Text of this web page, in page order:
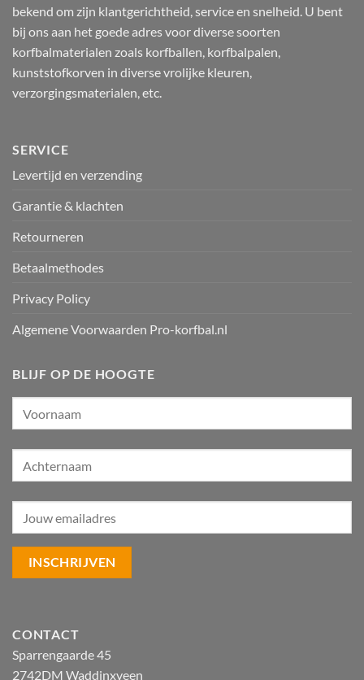
bekend om zijn klantgerichtheid, service en snelheid. U bent
bij ons aan het goede adres voor diverse soorten
korfbalmaterialen zoals korfballen, korfbalpalen,
kunststofkorven in diverse vrolijke kleuren,
verzorgingsmaterialen, etc.
SERVICE
Levertijd en verzending
Garantie & klachten
Retourneren
Betaalmethodes
Privacy Policy
Algemene Voorwaarden Pro-korfbal.nl
BLIJF OP DE HOOGTE
CONTACT
Sparrengaarde 45
2742DM Waddinxveen